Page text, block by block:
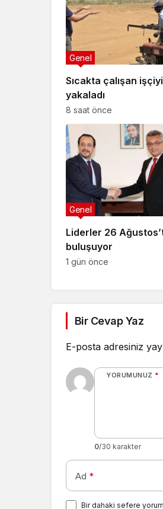
Sıcakta çalışan
yakaladı
Genel
8 saat önce
Liderler 26
buluşuyor
Genel
1 gün önce
Bir Cevap Yaz
E-posta adresiniz
YORUMUNUZ *
0/30 karakter
Ad *
Bir dahaki sefere